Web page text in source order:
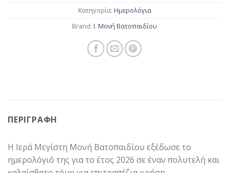
Κατηγορία: Ημερολόγια
Brand: Ι. Μονή Βατοπαιδίου
ΠΕΡΙΓΡΑΦΉ
Η Ιερά Μεγίστη Μονή Βατοπαιδίου εξέδωσε το
ημερολόγιό της για το έτος 2026 σε έναν πολυτελή και